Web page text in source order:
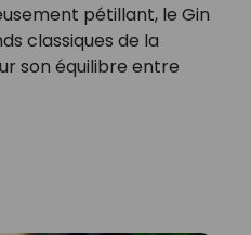
pétillant, le Gin
classiques de la
son équilibre entre